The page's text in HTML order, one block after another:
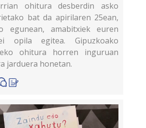
ohitura desberdin asko
bat da apirilaren 25ean,
egunean, amabitxiek euren
opila egitea. Gipuzkoako
ohitura horren inguruan
jarduera honetan.